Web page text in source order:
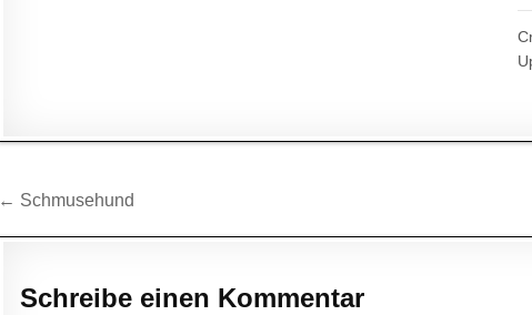
Beitragsnavigation
← Schmusehund
Schreibe einen Kommentar